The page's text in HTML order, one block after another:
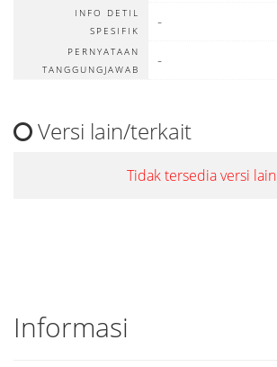
INFO DETIL
SPESIFIK
-
PERNYATAAN
TANGGUNGJAWAB
-
Versi lain/terkait
Tidak tersedia versi lain
Informasi